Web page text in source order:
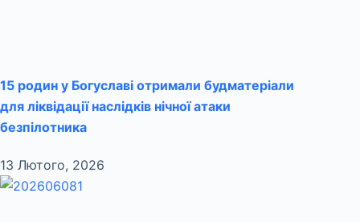
15 родин у Богуславі отримали будматеріали
для ліквідації наслідків нічної атаки
безпілотника
13 Лютого, 2026